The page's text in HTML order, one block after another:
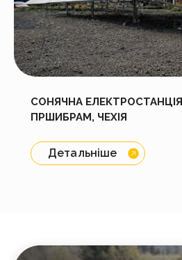
СОНЯЧНА
ПРШИБРАМ, ЧЕХІЯ
Детальніше